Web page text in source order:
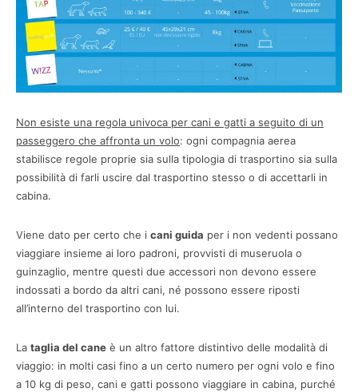
Non esiste una regola univoca per cani e gatti a seguito di un
passeggero che affronta un volo: ogni compagnia aerea
stabilisce regole proprie sia sulla tipologia di trasportino sia sulla
possibilità di farli uscire dal trasportino stesso o di accettarli in
cabina.
Viene dato per certo che i cani guida per i non vedenti possano
viaggiare insieme ai loro padroni, provvisti di museruola o
guinzaglio, mentre questi due accessori non devono essere
indossati a bordo da altri cani, né possono essere riposti
all’interno del trasportino con lui.
La taglia del cane è un altro fattore distintivo delle modalità di
viaggio: in molti casi fino a un certo numero per ogni volo e fino
a 10 kg di peso, cani e gatti possono viaggiare in cabina, purché